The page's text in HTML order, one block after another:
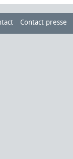
Contact presse